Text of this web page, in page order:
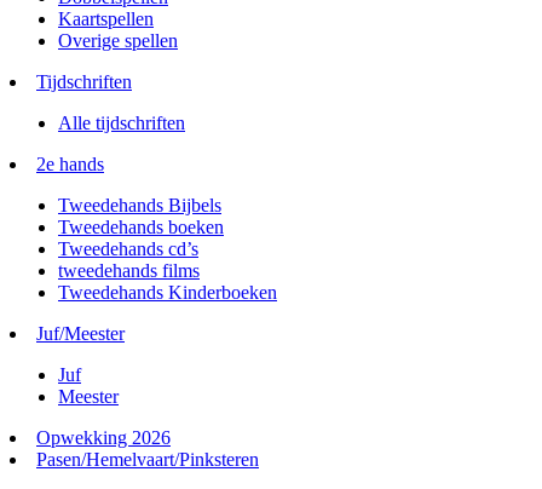
Kaartspellen
Overige spellen
Tijdschriften
Alle tijdschriften
2e hands
Tweedehands Bijbels
Tweedehands boeken
Tweedehands cd’s
tweedehands films
Tweedehands Kinderboeken
Juf/Meester
Juf
Meester
Opwekking 2026
Pasen/Hemelvaart/Pinksteren